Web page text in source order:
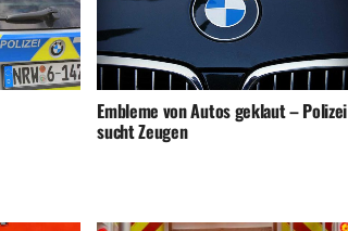
Embleme von Autos geklaut – Polizei
sucht Zeugen